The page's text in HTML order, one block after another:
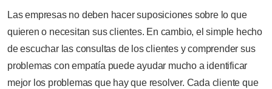
Las empresas no deben hacer suposiciones sobre lo que
quieren o necesitan sus clientes. En cambio, el simple hecho
de escuchar las consultas de los clientes y comprender sus
problemas con empatía puede ayudar mucho a identificar
mejor los problemas que hay que resolver. Cada cliente que